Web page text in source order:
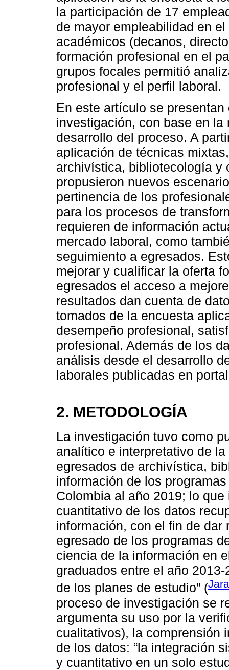
la participación de 17
de mayor empleabilidad en
académicos (decanos,
formación profesional en el
grupos focales permitió
profesional y el perfil laboral.
En este artículo se
investigación, con base en
desarrollo del proceso. A
aplicación de técnicas
archivística, bibliotecología y
propusieron nuevos
pertinencia de los
para los procesos de
requieren de información
mercado laboral, como
seguimiento a egresados.
mejorar y cualificar la oferta
egresados el acceso a
resultados dan cuenta de
tomados de la encuesta
desempeño profesional,
profesional. Además de los
análisis desde el desarrollo
laborales publicadas en
2. METODOLOGÍA
La investigación tuvo como
analítico e interpretativo de
egresados de archivística,
información de los
Colombia al año 2019; lo
cuantitativo de los datos
información, con el fin de dar
egresado de los programas
ciencia de la información en
graduados entre el año
de los planes de estudio” (
proceso de investigación se
argumenta su uso por la
cualitativos), la comprensión
de los datos: “la integración
y cuantitativo en un solo